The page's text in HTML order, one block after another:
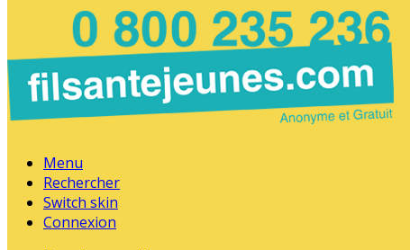
Menu
Rechercher
Switch skin
Connexion